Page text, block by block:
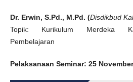
Dr. Erwin, S.Pd., M.Pd. (Disdikbud
Topik: Kurikulum Merdeka
Pembelajaran
Pelaksanaan Seminar: 25